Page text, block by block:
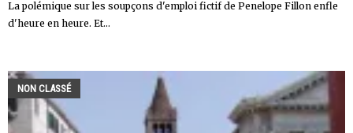
La polémique sur les soupçons d'emploi fictif de Penelope Fillon enfle
d'heure en heure. Et...
NON CLASSÉ